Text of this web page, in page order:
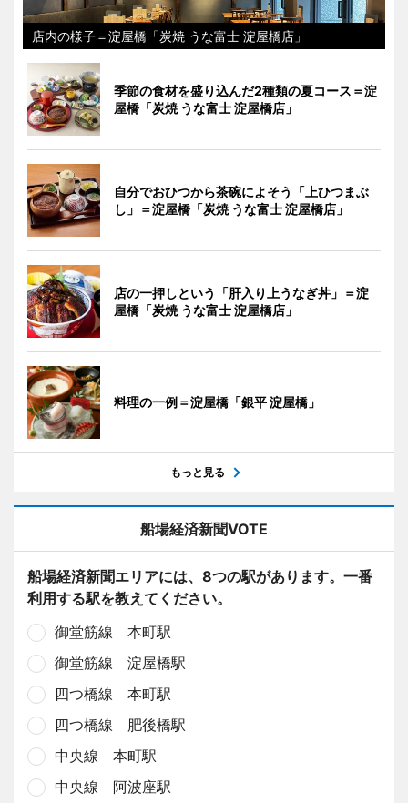
店内の様子＝淀屋橋「炭焼 うな富士 淀屋橋店」
季節の食材を盛り込んだ2種類の夏コース＝淀
屋橋「炭焼 うな富士 淀屋橋店」
自分でおひつから茶碗によそう「上ひつまぶ
し」＝淀屋橋「炭焼 うな富士 淀屋橋店」
店の一押しという「肝入り上うなぎ丼」＝淀
屋橋「炭焼 うな富士 淀屋橋店」
料理の一例＝淀屋橋「銀平 淀屋橋」
もっと見る
船場経済新聞VOTE
船場経済新聞エリアには、8つの駅があります。一番
利用する駅を教えてください。
御堂筋線 本町駅
御堂筋線 淀屋橋駅
四つ橋線 本町駅
四つ橋線 肥後橋駅
中央線 本町駅
中央線 阿波座駅